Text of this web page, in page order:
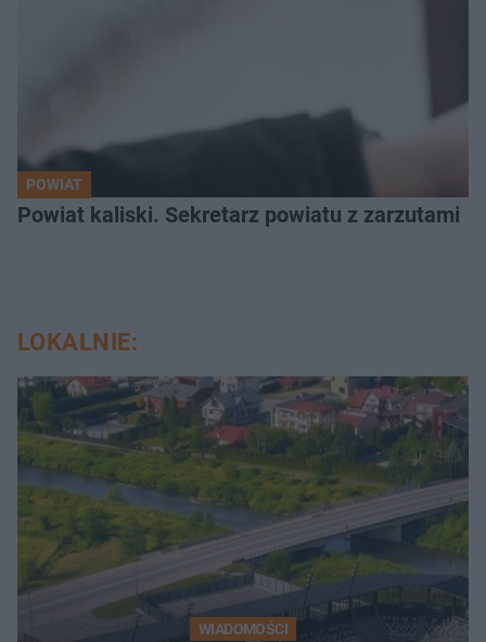
POWIAT
Powiat kaliski. Sekretarz powiatu z zarzutami
LOKALNIE:
WIADOMOŚCI